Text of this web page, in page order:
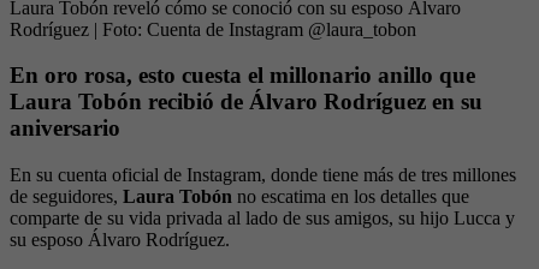
Laura Tobón reveló cómo se conoció con su esposo Álvaro
Rodríguez | Foto: Cuenta de Instagram @laura_tobon
En oro rosa, esto cuesta el millonario anillo que
Laura Tobón recibió de Álvaro Rodríguez en su
aniversario
En su cuenta oficial de Instagram, donde tiene más de tres millones
de seguidores, Laura Tobón no escatima en los detalles que
comparte de su vida privada al lado de sus amigos, su hijo Lucca y
su esposo Álvaro Rodríguez.